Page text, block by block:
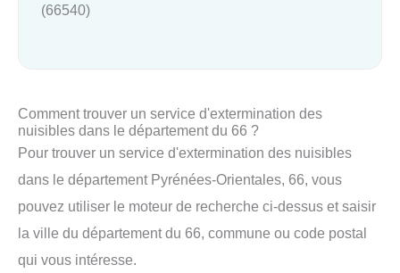
(66540)
Comment trouver un service d'extermination des
nuisibles dans le département du 66 ?
Pour trouver un service d'extermination des nuisibles
dans le département Pyrénées-Orientales, 66, vous
pouvez utiliser le moteur de recherche ci-dessus et saisir
la ville du département du 66, commune ou code postal
qui vous intéresse.